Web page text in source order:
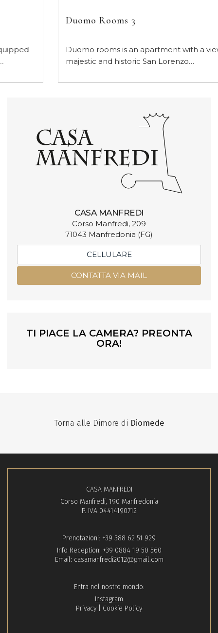
Duomo Rooms 3
Duomo rooms is an apartment with a view of the
majestic and historic San Lorenzo…
CASA MANFREDI
Corso Manfredi, 209
71043 Manfredonia (FG)
CELLULARE
CONTATTA VIA MAIL
TI PIACE LA CAMERA? PREONTA
ORA!
Torna alle Dimore di Diomede
CASA MANFREDI
Corso Manfredi, 190 Manfredonia
P. IVA 04414190712
Prenotazioni: +39 388 62 51 929
Info Reception: +39 0884 19 50 560
Email: casamanfredi2012@gmail.com
Entra nel nostro mondo:
Instagram
Privacy
Cookie Policy